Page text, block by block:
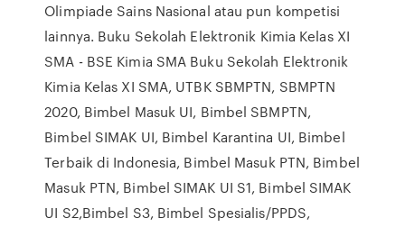
Olimpiade Sains Nasional atau pun kompetisi
lainnya. Buku Sekolah Elektronik Kimia Kelas XI
SMA - BSE Kimia SMA Buku Sekolah Elektronik
Kimia Kelas XI SMA, UTBK SBMPTN, SBMPTN
2020, Bimbel Masuk UI, Bimbel SBMPTN,
Bimbel SIMAK UI, Bimbel Karantina UI, Bimbel
Terbaik di Indonesia, Bimbel Masuk PTN, Bimbel
Masuk PTN, Bimbel SIMAK UI S1, Bimbel SIMAK
UI S2,Bimbel S3, Bimbel Spesialis/PPDS,